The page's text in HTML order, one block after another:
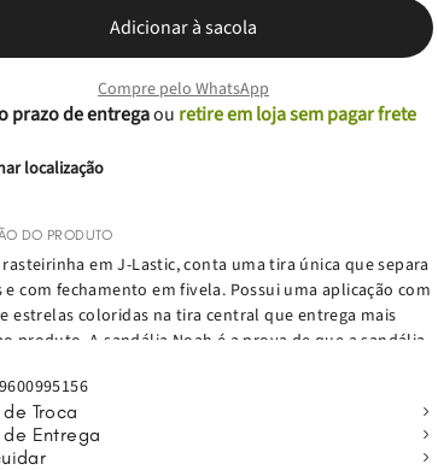
Adicionar à sacola
Compre pelo WhatsApp
prazo de entregaou retire em loja sem pagar frete
localização
DO PRODUTO
em J-Lastic, conta uma tira única que separa
e com fechamento em fivela. Possui uma aplicação com
estrelas coloridas na tira central que entrega mais
produto. A sandália Noah é a prova de que a sandália
Aposte nela para deixar look das pequenas
ainda mais divertido, confortável e estiloso.
Troca
Entrega